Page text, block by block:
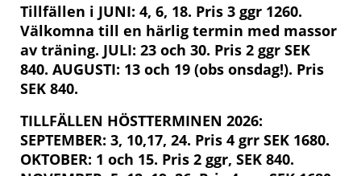
Tillfällen i JUNI: 4, 6, 18. Pris 3 ggr 1260.
Välkomna till en härlig termin med massor
av träning. JULI: 23 och 30. Pris 2 ggr SEK
840. AUGUSTI: 13 och 19 (obs onsdag!). Pris
SEK 840.
TILLFÄLLEN HÖSTTERMINEN 2026:
SEPTEMBER: 3, 10,17, 24. Pris 4 grr SEK 1680.
OKTOBER: 1 och 15. Pris 2 ggr, SEK 840.